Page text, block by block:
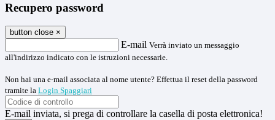
Recupero password
button close ×
E-mail Verrà inviato un messaggio
all'indirizzo indicato con le istruzioni necessarie.
Non hai una e-mail associata al nome utente? Effettua il reset della password
tramite la Login Spaggiari
E-mail inviata, si prega di controllare la casella di posta elettronica!